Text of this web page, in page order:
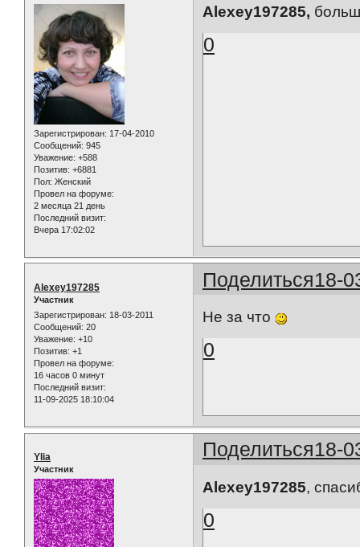
Зарегистрирован: 17-04-2010
Сообщений: 945
Уважение: +588
Позитив: +6881
Пол: Женский
Провел на форуме:
2 месяца 21 день
Последний визит:
Вчера 17:02:02
Alexey197285,
0
Поделиться18-
Alexey197285
Участник
Зарегистрирован: 18-03-2011
Сообщений: 20
Уважение: +10
Позитив: +1
Провел на форуме:
16 часов 0 минут
Последний визит:
11-09-2025 18:10:04
Не за что
0
Поделиться18-
Ylia
Участник
Alexey197285,
0